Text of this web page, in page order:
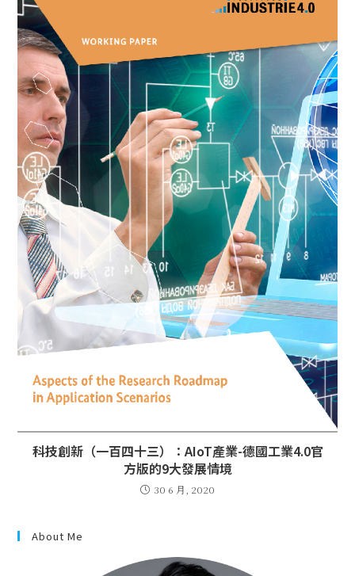
科技創新（一百四十三）：AIoT產業-德國工業4.0官
方版的9大發展情境
30 6 月, 2020
About Me